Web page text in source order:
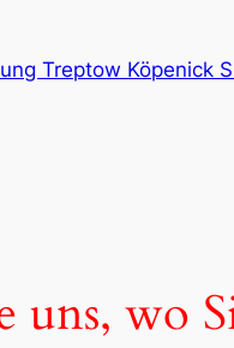
Treptow Köpenick
uns, wo